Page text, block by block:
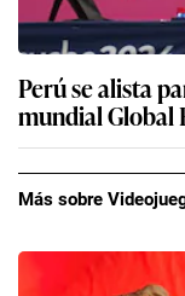
Perú se alista
mundial Global
Más sobre